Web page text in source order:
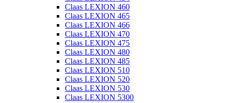
Claas LEXION 460
Claas LEXION 465
Claas LEXION 466
Claas LEXION 470
Claas LEXION 475
Claas LEXION 480
Claas LEXION 485
Claas LEXION 510
Claas LEXION 520
Claas LEXION 530
Claas LEXION 5300